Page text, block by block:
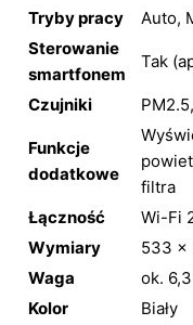
Tryby pracy
Auto,
Sterowanie
smartfonem
Tak
Czujniki
Funkcje
dodatkowe
filtra
Łączność
Wi-Fi
Wymiary
533 ×
Waga
ok.
Kolor
Biały